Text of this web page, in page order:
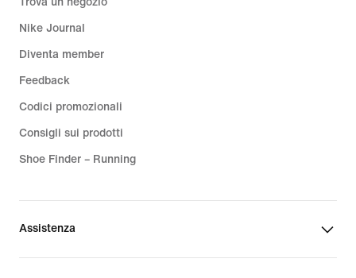
Nike Journal
Diventa member
Feedback
Codici promozionali
Consigli sui prodotti
Shoe Finder – Running
Assistenza